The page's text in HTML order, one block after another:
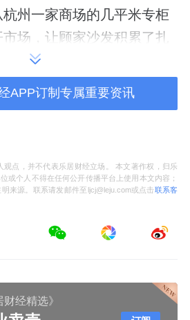
州一家商场的几平米专柜
场，让顾家沙发积累了扎
轻品牌的阶段，顾江生早
化的发展路线。一方面深
打造出“因为顾家，所以爱
牌IP。
传统家族作坊的管理弊端，
革，引入现代化企业管理
APP订制专属重要资讯
观点，并不代表乐居财经立场。 本文著作权，归乐
或个人不得在任何公开传播平台上使用本文内容；
来源。联系请发邮件至ljcj@leju.com或点击联系客
财经精选》